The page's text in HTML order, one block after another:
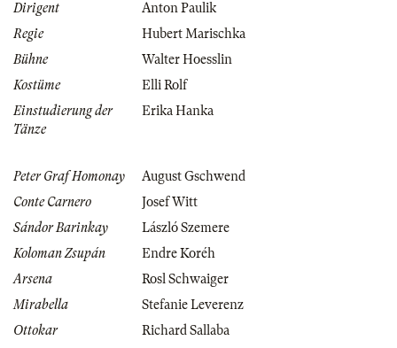
Dirigent
Anton Paulik
Regie
Hubert Marischka
Bühne
Walter Hoesslin
Kostüme
Elli Rolf
Einstudierung der
Tänze
Erika Hanka
Peter Graf Homonay
August Gschwend
Conte Carnero
Josef Witt
Sándor Barinkay
László Szemere
Koloman Zsupán
Endre Koréh
Arsena
Rosl Schwaiger
Mirabella
Stefanie Leverenz
Ottokar
Richard Sallaba